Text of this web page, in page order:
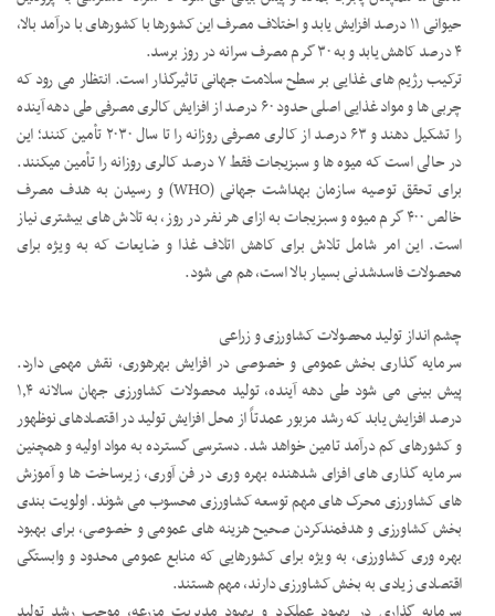
حیوانی ۱۱ درصد افزایش یابد و اختلاف مصرف این کشورها با کشورهای با درآمد بالا،
۴ درصد کاهش یابد و به ۳۰ گرم مصرف سرانه در روز برسد.
ترکیب رژیم های غذایی بر سطح سلامت جهانی تاثیرگذار است. انتظار می رود که
چربی ها و مواد غذایی اصلی حدود ۶۰ درصد از افزایش کالری مصرفی طی دهه آینده
را تشکیل دهند و ۶۳ درصد از کالری مصرفی روزانه را تا سال ۲۰۳۰ تأمین کنند؛ این
در حالی است که میوه ها و سبزیجات فقط ۷ درصد کالری روزانه را تأمین میکنند.
برای تحقق توصیه سازمان بهداشت جهانی (WHO) و رسیدن به هدف مصرف
خالص ۴۰۰ گرم میوه و سبزیجات به ازای هر نفر در روز، به تلاش های بیشتری نیاز
است. این امر شامل تلاش برای کاهش اتلاف غذا و ضایعات که به ویژه برای
محصولات فاسدشدنی بسیار بالا است، هم می شود.
چشم انداز تولید محصولات کشاورزی و زراعی
سرمایه گذاری بخش عمومی و خصوصی در افزایش بهرهوری، نقش مهمی دارد.
پیش بینی می شود طی دهه آینده، تولید محصولات کشاورزی جهان سالانه ۱٫۴
درصد افزایش یابد که رشد مزبور عمدتاً از محل افزایش تولید در اقتصادهای نوظهور
و کشورهای کم درآمد تامین خواهد شد. دسترسی گسترده به مواد اولیه و همچنین
سرمایه گذاری های افزای شدهنده بهره وری در فن آوری، زیرساخت ها و آموزش
های کشاورزی محرک های مهم توسعه کشاورزی محسوب می شوند. اولویت بندی
بخش کشاورزی و هدفمندکردن صحیح هزینه های عمومی و خصوصی، برای بهبود
بهره وری کشاورزی، به ویژه برای کشورهایی که منابع عمومی محدود و وابستگی
اقتصادی زیادی به بخش کشاورزی دارند، مهم هستند.